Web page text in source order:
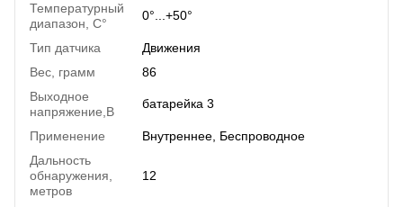
Температурный
диапазон, C°
0°...+50°
Тип датчика
Движения
Вес, грамм
86
Выходное
напряжение,В
батарейка 3
Применение
Внутреннее, Беспроводное
Дальность
обнаружения,
метров
12